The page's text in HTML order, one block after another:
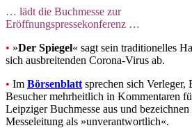
… lädt die Buchmesse zur
Eröffnungspressekonferenz …
• »Der Spiegel« sagt sein traditionelles
sich ausbreitenden Corona-Virus ab.
• Im Börsenblatt sprechen sich Verleger,
Besucher mehrheitlich in Kommentaren
Leipziger Buchmesse aus und bezeichnen
Messeleitung als »unverantwortlich«.